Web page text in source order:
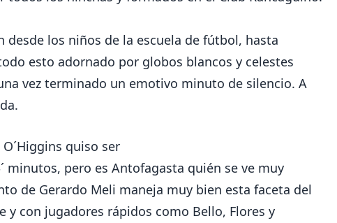
los niños de la escuela de fútbol, hasta
esto adornado por globos blancos y celestes
vez terminado un emotivo minuto de silencio. A
quiso ser
minutos, pero es Antofagasta quién se ve muy
de Gerardo Meli maneja muy bien esta faceta del
y con jugadores rápidos como Bello, Flores y